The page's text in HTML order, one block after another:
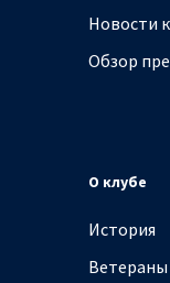
Новости
Обзор
О клубе
История
Ветераны